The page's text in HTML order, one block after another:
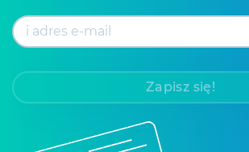
Zapisz się!